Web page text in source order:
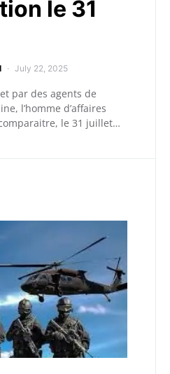
le 31
July 22, 2025
par des agents de
l’homme d’affaires
le 31 juillet…